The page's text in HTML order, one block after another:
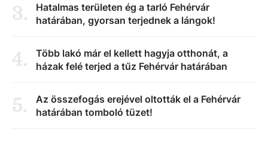
3.
Hatalmas területen ég a tarló Fehérvár
határában, gyorsan terjednek a lángok!
4.
Több lakó már el kellett hagyja otthonát, a
házak felé terjed a tűz Fehérvár határában
5.
Az összefogás erejével oltották el a Fehérvár
határában tomboló tüzet!